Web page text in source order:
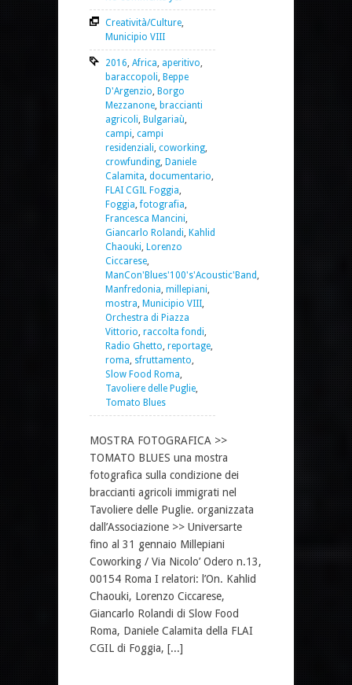
Creatività/Culture,
Municipio VIII
2016, Africa, aperitivo,
baraccopoli, Beppe
D'Argenzio, Borgo
Mezzanone, braccianti
agricoli, Bulgariaù,
campi, campi
residenziali, coworking,
crowfunding, Daniele
Calamita, documentario,
FLAI CGIL Foggia,
Foggia,fotografia,
Francesca Mancini,
Giancarlo Rolandi, Kahlid
Chaouki, Lorenzo
Ciccarese,
ManCon'Blues'100's'Acoustic'Band ,
Manfredonia, millepiani,
mostra, Municipio VIII,
Orchestra di Piazza
Vittorio, raccolta fondi,
Radio Ghetto, reportage,
roma, sfruttamento,
Slow Food Roma,
Tavoliere delle Puglie,
Tomato Blues
MOSTRA FOTOGRAFICA >>
TOMATO BLUES una mostra
fotografica sulla condizione dei
braccianti agricoli immigrati nel
Tavoliere delle Puglie. organizzata
dall’Associazione >> Universarte
fino al 31 gennaio Millepiani
Coworking / Via Nicolo’ Odero n.13,
00154 Roma I relatori: l’On. Kahlid
Chaouki, Lorenzo Ciccarese,
Giancarlo Rolandi di Slow Food
Roma, Daniele Calamita della FLAI
CGIL di Foggia, [...]